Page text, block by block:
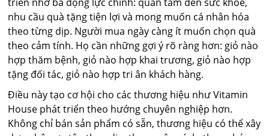
nhu cầu quà tặng tiện lợi và mong muốn cá nhân hóa
theo từng dịp. Người mua ngày càng ít muốn chọn quà
theo cảm tính. Họ cần những gợi ý rõ ràng hơn: giỏ nào
hợp thăm bệnh, giỏ nào hợp khai trương, giỏ nào hợp
tặng đối tác, giỏ nào hợp tri ân khách hàng.
Điều này tạo cơ hội cho các thương hiệu như Vitamin
House phát triển theo hướng chuyên nghiệp hơn.
Không chỉ bán sản phẩm có sẵn, thương hiệu có thể xây